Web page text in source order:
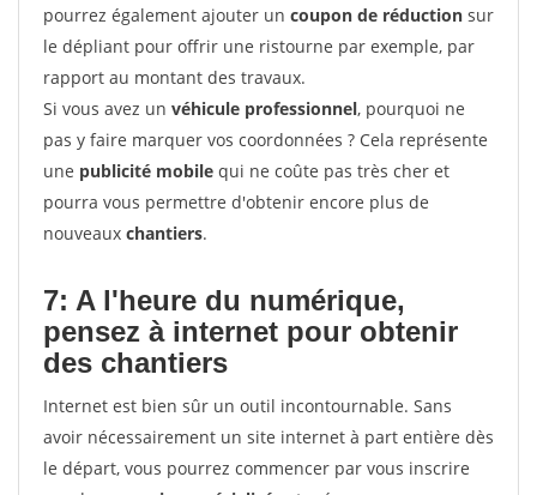
pourrez également ajouter un coupon de réduction sur
le dépliant pour offrir une ristourne par exemple, par
rapport au montant des travaux.
Si vous avez un véhicule professionnel, pourquoi ne
pas y faire marquer vos coordonnées ? Cela représente
une publicité mobile qui ne coûte pas très cher et
pourra vous permettre d'obtenir encore plus de
nouveaux chantiers.
7: A l'heure du numérique,
pensez à internet pour obtenir
des chantiers
Internet est bien sûr un outil incontournable. Sans
avoir nécessairement un site internet à part entière dès
le départ, vous pourrez commencer par vous inscrire